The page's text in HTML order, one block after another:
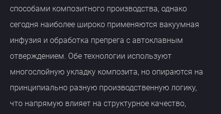
способами композитного производства, однако
сегодня наиболее широко применяются вакуумная
инфузия и обработка препрега с автоклавным
отверждением. Обе технологии используют
многослойную укладку композита, но опираются на
принципиально разную производственную логику,
что напрямую влияет на структурное качество,